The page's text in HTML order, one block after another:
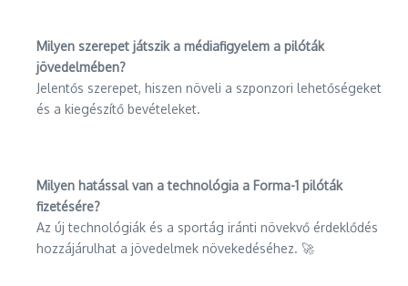
Milyen szerepet játszik a médiafigyelem a pilóták
jövedelmében?
Jelentős szerepet, hiszen növeli a szponzori lehetőségeket
és a kiegészítő bevételeket.
Milyen hatással van a technológia a Forma-1 pilóták
fizetésére?
Az új technológiák és a sportág iránti növekvő érdeklődés
hozzájárulhat a jövedelmek növekedéséhez. 🚀